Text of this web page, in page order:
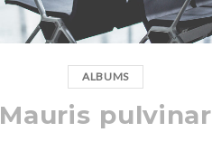
ALBUMS
Mauris pulvinar